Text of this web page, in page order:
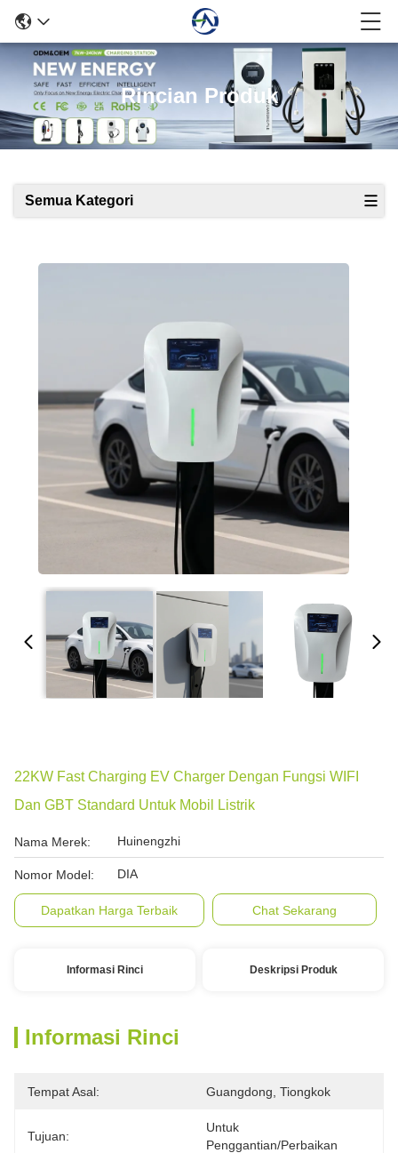
Rincian Produk
Semua Kategori
22KW Fast Charging EV Charger Dengan Fungsi WIFI
Dan GBT Standard Untuk Mobil Listrik
Nama Merek: Huinengzhi
Nomor Model: DIA
Dapatkan Harga Terbaik Chat Sekarang
Informasi Rinci Deskripsi Produk
Informasi Rinci
Tempat Asal: Guangdong, Tiongkok
Tujuan:
Untuk
Penggantian/perbaikan